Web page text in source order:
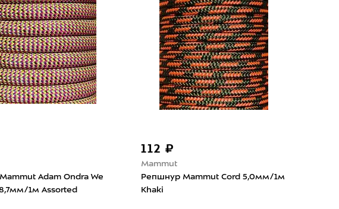
Репшнур C.A.M.P. 3мм/1м
Green/Blue
Паракорд Cord 550 30м Black